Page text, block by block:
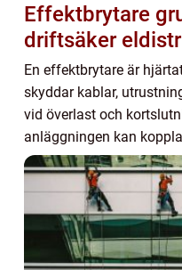
Effektbrytare grunden för säker och
driftsäker
En effektbrytare är
skyddar kablar,
vid överlast och
anläggningen kan
med att både industri